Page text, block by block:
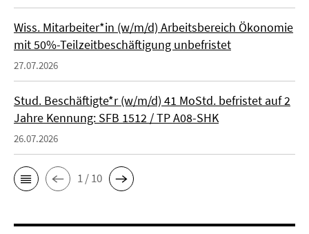
Wiss. Mitarbeiter*in (w/m/d) Arbeitsbereich Ökonomie
mit 50%-Teilzeitbeschäftigung unbefristet
27.07.2026
Stud. Beschäftigte*r (w/m/d) 41 MoStd. befristet auf 2
Jahre Kennung: SFB 1512 / TP A08-SHK
26.07.2026
1 / 10